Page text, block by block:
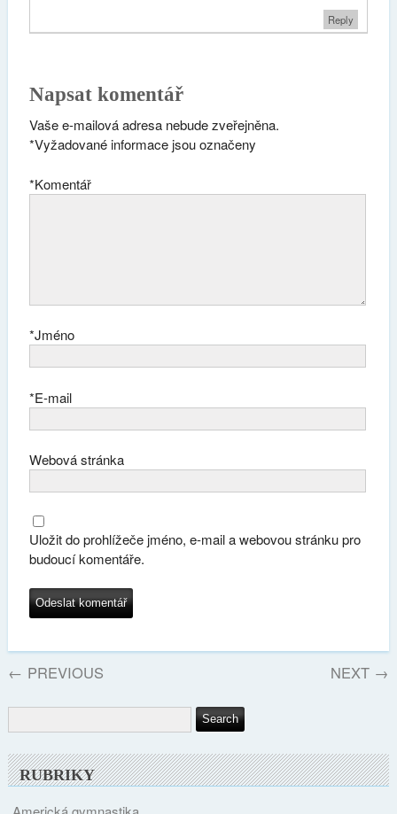
Reply
Napsat komentář
Vaše e-mailová adresa nebude zveřejněna.
Vyžadované informace jsou označeny
*
Komentář
*
Jméno
*
E-mail
*
Webová stránka
Uložit do prohlížeče jméno, e-mail a webovou stránku pro
budoucí komentáře.
← PREVIOUS NEXT →
RUBRIKY